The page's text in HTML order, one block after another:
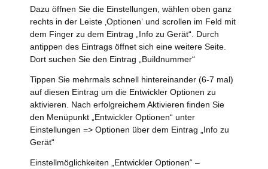
Dazu öffnen Sie die Einstellungen, wählen oben ganz
rechts in der Leiste ‚Optionen‘ und scrollen im Feld mit
dem Finger zu dem Eintrag „Info zu Gerät“. Durch
antippen des Eintrags öffnet sich eine weitere Seite.
Dort suchen Sie den Eintrag „Buildnummer“
Tippen Sie mehrmals schnell hintereinander (6-7 mal)
auf diesen Eintrag um die Entwickler Optionen zu
aktivieren. Nach erfolgreichem Aktivieren finden Sie
den Menüpunkt „Entwickler Optionen“ unter
Einstellungen => Optionen über dem Eintrag „Info zu
Gerät“
Einstellmöglichkeiten „Entwickler Optionen“ –